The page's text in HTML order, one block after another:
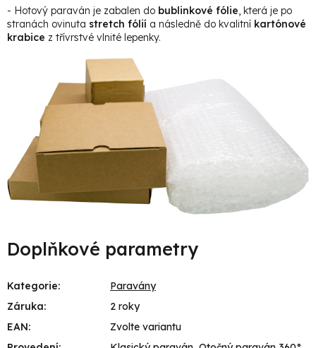
- Hotový paraván je zabalen do bublinkové fólie, která je po
stranách ovinuta stretch fólií a následně do kvalitní kartónové
krabice z třívrstvé vlnité lepenky.
Doplňkové parametry
Kategorie:
Paravány
Záruka:
2 roky
EAN:
Zvolte variantu